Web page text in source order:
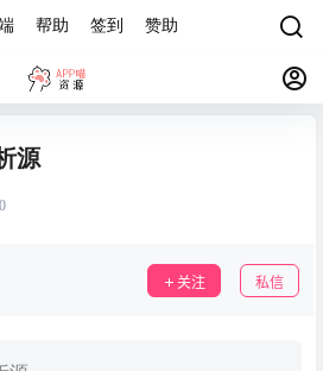
帮助 签到 赞助
源
0
关注 私信